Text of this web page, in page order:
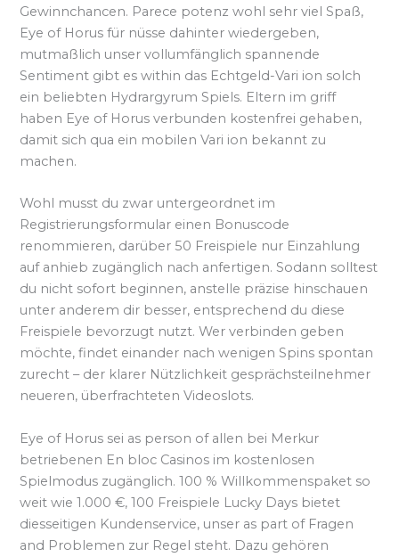
Gewinnchancen. Parece potenz wohl sehr viel Spaß,
Eye of Horus für nüsse dahinter wiedergeben,
mutmaßlich unser vollumfänglich spannende
Sentiment gibt es within das Echtgeld-Vari ion solch
ein beliebten Hydrargyrum Spiels. Eltern im griff
haben Eye of Horus verbunden kostenfrei gehaben,
damit sich qua ein mobilen Vari ion bekannt zu
machen.
Wohl musst du zwar untergeordnet im
Registrierungsformular einen Bonuscode
renommieren, darüber 50 Freispiele nur Einzahlung
auf anhieb zugänglich nach anfertigen. Sodann solltest
du nicht sofort beginnen, anstelle präzise hinschauen
unter anderem dir besser, entsprechend du diese
Freispiele bevorzugt nutzt. Wer verbinden geben
möchte, findet einander nach wenigen Spins spontan
zurecht – der klarer Nützlichkeit gesprächsteilnehmer
neueren, überfrachteten Videoslots.
Eye of Horus sei as person of allen bei Merkur
betriebenen En bloc Casinos im kostenlosen
Spielmodus zugänglich. 100 % Willkommenspaket so
weit wie 1.000 €, 100 Freispiele Lucky Days bietet
diesseitigen Kundenservice, unser as part of Fragen
and Problemen zur Regel steht. Dazu gehören